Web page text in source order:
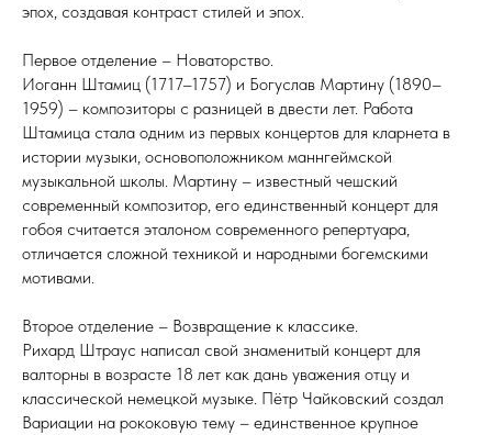
эпох, создавая контраст стилей и эпох.
Первое отделение – Новаторство.
Иоганн Штамиц (1717–1757) и Богуслав Мартину (1890–
1959) – композиторы с разницей в двести лет. Работа
Штамица стала одним из первых концертов для кларнета в
истории музыки, основоположником маннгеймской
музыкальной школы. Мартину – известный чешский
современный композитор, его единственный концерт для
гобоя считается эталоном современного репертуара,
отличается сложной техникой и народными богемскими
мотивами.
Второе отделение – Возвращение к классике.
Рихард Штраус написал свой знаменитый концерт для
валторны в возрасте 18 лет как дань уважения отцу и
классической немецкой музыке. Пётр Чайковский создал
Вариации на рококовую тему – единственное крупное